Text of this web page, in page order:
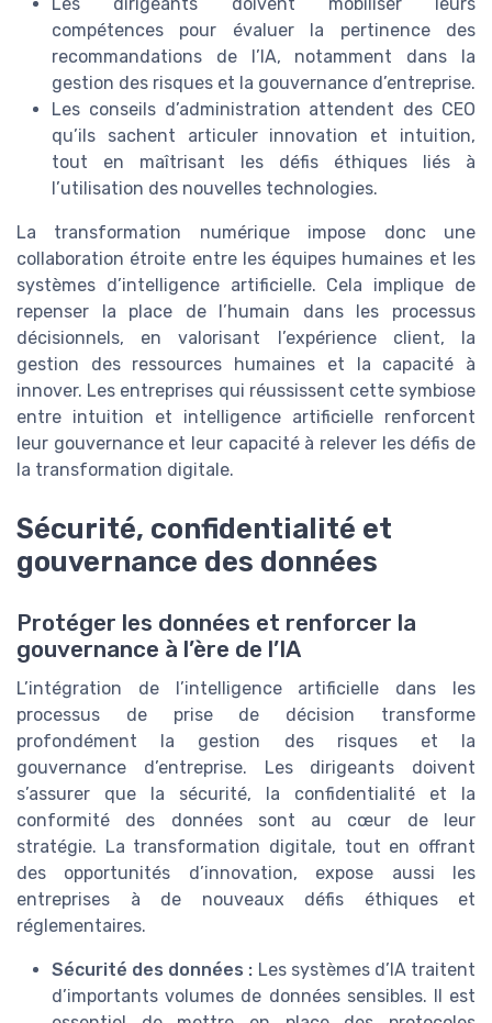
compétences pour évaluer la pertinence des
recommandations de l’IA, notamment dans la
gestion des risques et la gouvernance d’entreprise.
Les conseils d’administration attendent des CEO
qu’ils sachent articuler innovation et intuition,
tout en maîtrisant les défis éthiques liés à
l’utilisation des nouvelles technologies.
La transformation numérique impose donc une
collaboration étroite entre les équipes humaines et les
systèmes d’intelligence artificielle. Cela implique de
repenser la place de l’humain dans les processus
décisionnels, en valorisant l’expérience client, la
gestion des ressources humaines et la capacité à
innover. Les entreprises qui réussissent cette symbiose
entre intuition et intelligence artificielle renforcent
leur gouvernance et leur capacité à relever les défis de
la transformation digitale.
Sécurité, confidentialité et
gouvernance des données
Protéger les données et renforcer la
gouvernance à l’ère de l’IA
L’intégration de l’intelligence artificielle dans les
processus de prise de décision transforme
profondément la gestion des risques et la
gouvernance d’entreprise. Les dirigeants doivent
s’assurer que la sécurité, la confidentialité et la
conformité des données sont au cœur de leur
stratégie. La transformation digitale, tout en offrant
des opportunités d’innovation, expose aussi les
entreprises à de nouveaux défis éthiques et
réglementaires.
Sécurité des données : Les systèmes d’IA traitent
d’importants volumes de données sensibles. Il est